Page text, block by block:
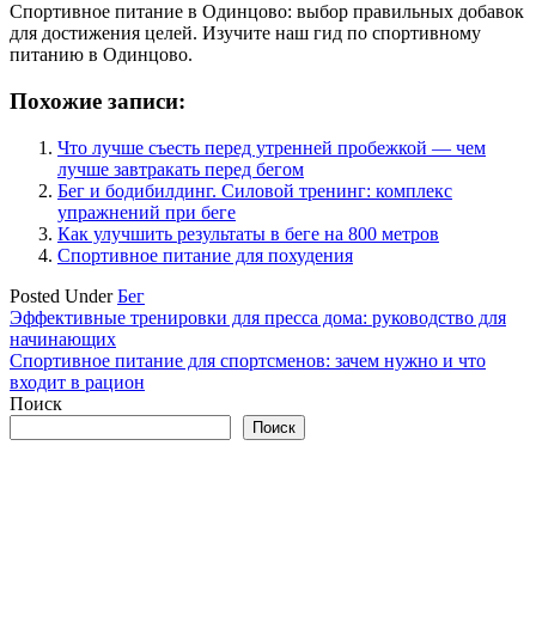
Спортивное питание в Одинцово: выбор правильных добавок
для достижения целей. Изучите наш гид по спортивному
питанию в Одинцово.
Похожие записи:
Что лучше съесть перед утренней пробежкой — чем
лучше завтракать перед бегом
Бег и бодибилдинг. Силовой тренинг: комплекс
упражнений при беге
Как улучшить результаты в беге на 800 метров
Спортивное питание для похудения
Posted UnderБег
Навигация
по
записям
Эффективные тренировки для пресса дома: руководство для
начинающих
Спортивное питание для спортсменов: зачем нужно и что
входит в рацион
Поиск
Поиск